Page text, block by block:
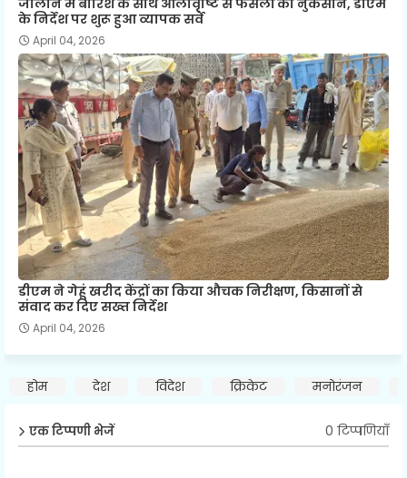
के निर्देश पर शुरू हुआ व्यापक सर्वे
April 04, 2026
डीएम ने गेहूं खरीद केंद्रों का किया औचक निरीक्षण, किसानों से
संवाद कर दिए सख्त निर्देश
April 04, 2026
होम देश विदेश क्रिकेट मनोरंजन
एक टिप्पणी भेजें 0 टिप्पणियाँ